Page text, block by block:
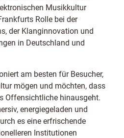
Musikkultur
Rolle bei der
der Klanginnovation und
in Deutschland und
am besten für Besucher,
mögen und möchten, dass
Offensichtliche hinausgeht.
energiegeladen und
es eine erfrischende
Institutionen